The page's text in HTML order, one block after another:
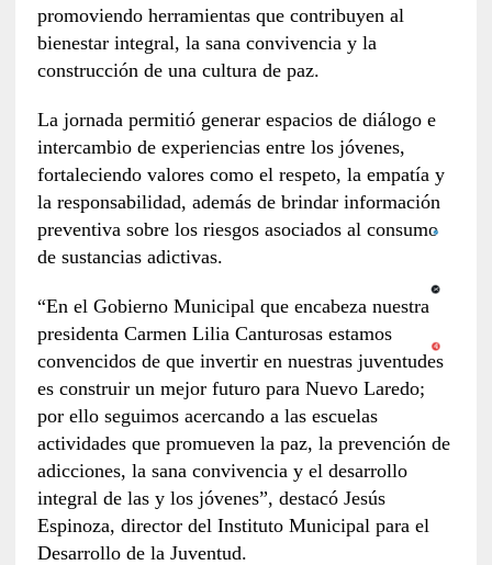
promoviendo herramientas que contribuyen al
bienestar integral, la sana convivencia y la
construcción de una cultura de paz.
La jornada permitió generar espacios de diálogo e
intercambio de experiencias entre los jóvenes,
fortaleciendo valores como el respeto, la empatía y
la responsabilidad, además de brindar información
preventiva sobre los riesgos asociados al consumo
de sustancias adictivas.
“En el Gobierno Municipal que encabeza nuestra
presidenta Carmen Lilia Canturosas estamos
convencidos de que invertir en nuestras juventudes
es construir un mejor futuro para Nuevo Laredo;
por ello seguimos acercando a las escuelas
actividades que promueven la paz, la prevención de
adicciones, la sana convivencia y el desarrollo
integral de las y los jóvenes”, destacó Jesús
Espinoza, director del Instituto Municipal para el
Desarrollo de la Juventud.